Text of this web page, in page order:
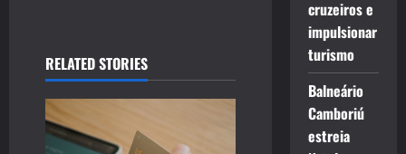
RELATED STORIES
cruzeiros e
impulsionar
turismo
Balneário
Camboriú
estreia